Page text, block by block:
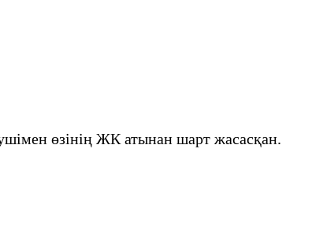
өзінің ЖК атынан шарт жасасқан.